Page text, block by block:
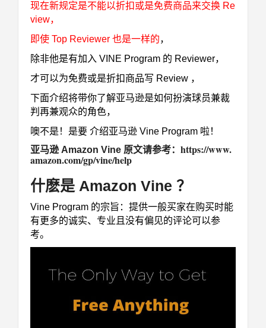
现在新规定是不能以折扣或是免费商品来交换 Re
view，
即使 Top Reviewer 也是一样的，
除非他是有加入 VINE Program 的 Reviewer，
才可以为免费或是折扣商品写 Review ，
下面介绍将带你了解亚马逊是如何扮演球员兼裁
判再兼观众的角色，
噢不是！是要 介绍亚马逊 Vine Program 啦！
亚马逊 Amazon Vine 原文请参考： https://www.
amazon.com/gp/vine/help
什麽是 Amazon Vine ？
Vine Program 的宗旨：提供一般买家在购买时能
有更多的诚实、专业且没有偏见的评论可以参
考。